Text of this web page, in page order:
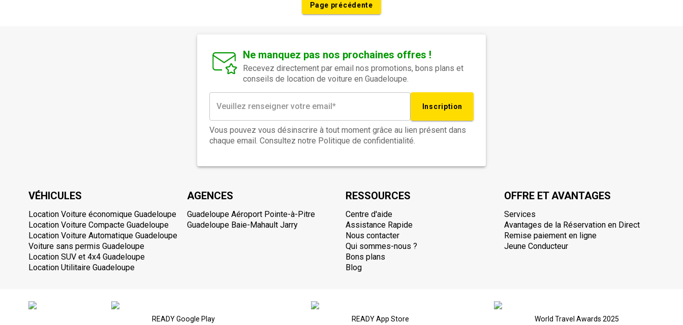
Page précédente
Ne manquez pas nos prochaines offres !
Recevez directement par email nos promotions, bons plans et
conseils de location de voiture en Guadeloupe.
Inscription
Vous pouvez vous désinscrire à tout moment grâce au lien présent dans
chaque email. Consultez notre Politique de confidentialité.
VÉHICULES
Location Voiture économique Guadeloupe
Location Voiture Compacte Guadeloupe
Location Voiture Automatique Guadeloupe
Voiture sans permis Guadeloupe
Location SUV et 4x4 Guadeloupe
Location Utilitaire Guadeloupe
AGENCES
Guadeloupe Aéroport Pointe-à-Pitre
Guadeloupe Baie-Mahault Jarry
RESSOURCES
Centre d'aide
Assistance Rapide
Nous contacter
Qui sommes-nous ?
Bons plans
Blog
OFFRE ET AVANTAGES
Services
Avantages de la Réservation en Direct
Remise paiement en ligne
Jeune Conducteur
READY Google Play READY App Store World Travel Awards 2025